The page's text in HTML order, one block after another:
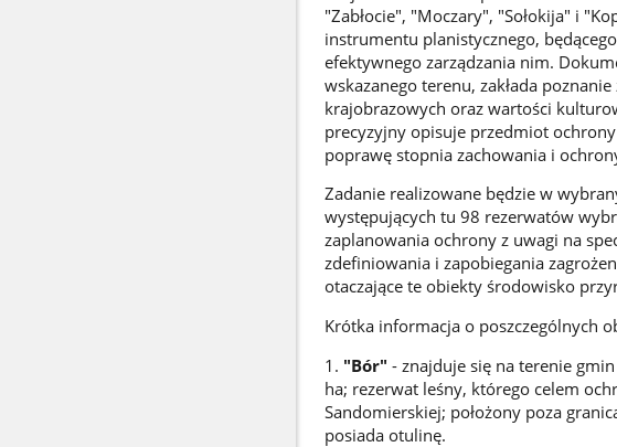
"Zabłocie", "Moczary", "Sołokija" i
instrumentu planistycznego,
efektywnego zarządzania nim.
wskazanego terenu, zakłada
krajobrazowych oraz wartości
precyzyjny opisuje przedmiot
poprawę stopnia zachowania i
Zadanie realizowane będzie w
występujących tu 98 rezerwatów
zaplanowania ochrony z uwagi na
zdefiniowania i zapobiegania
otaczające te obiekty środowisko
Krótka informacja o poszczególnych
1. "Bór" - znajduje się na terenie
ha; rezerwat leśny, którego celem
Sandomierskiej; położony poza
posiada otulinę.